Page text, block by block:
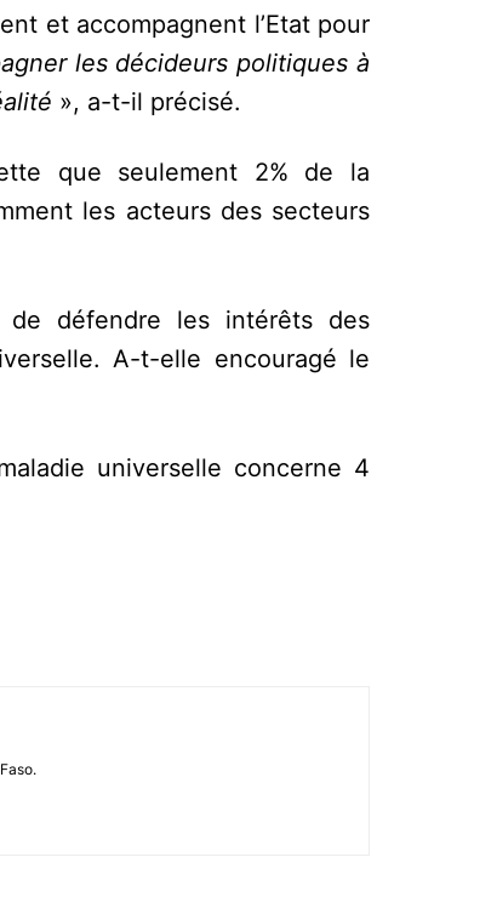
et accompagnent l’Etat pour
les décideurs politiques à
», a-t-il précisé.
que seulement 2% de la
les acteurs des secteurs
défendre les intérêts des
A-t-elle encouragé le
universelle concerne 4